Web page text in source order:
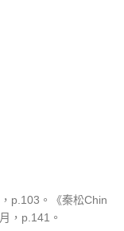
p.103。《秦松Chin
，p.141。